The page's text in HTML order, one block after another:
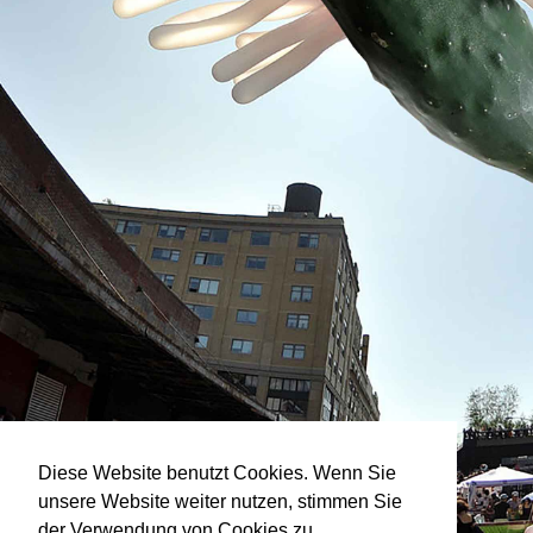
Diese Website benutzt Cookies. Wenn Sie
unsere Website weiter nutzen, stimmen Sie